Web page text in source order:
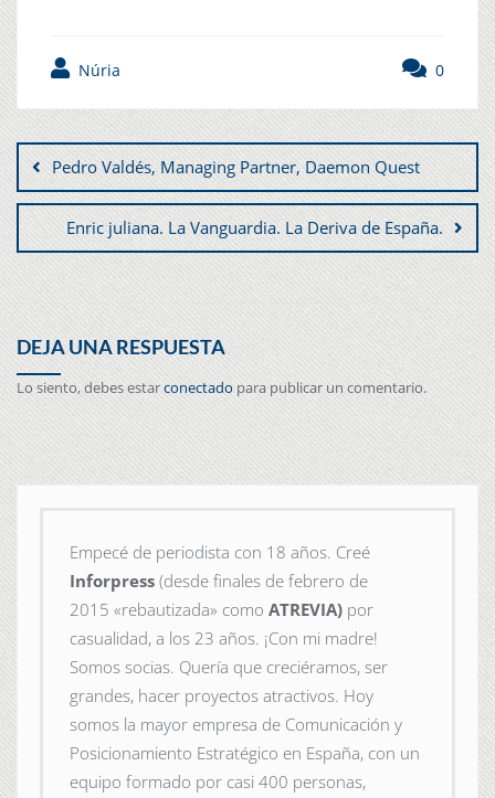
Núria 0
Pedro Valdés, Managing Partner, Daemon Quest
Enric juliana. La Vanguardia. La Deriva de España.
DEJA UNA RESPUESTA
Lo siento, debes estarconectadopara publicar un comentario.
Empecé de periodista con 18 años. Creé
Inforpress (desde finales de febrero de
2015 «rebautizada» como ATREVIA) por
casualidad, a los 23 años. ¡Con mi madre!
Somos socias. Quería que creciéramos, ser
grandes, hacer proyectos atractivos. Hoy
somos la mayor empresa de Comunicación y
Posicionamiento Estratégico en España, con un
equipo formado por casi 400 personas,